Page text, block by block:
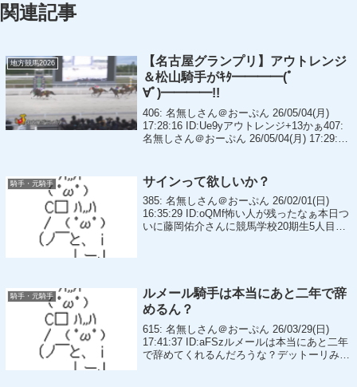
関連記事
地方競馬2026
【名古屋グランプリ】アウトレンジ
＆松山騎手がｷﾀ━━━━(ﾟ
∀ﾟ)━━━━!!
406: 名無しさん＠おーぷん 26/05/04(月)
17:28:16 ID:Ue9yアウトレンジ+13かぁ407:
名無しさん＠おーぷん 26/05/04(月) 17:29:08
騎手・元騎手 サインって欲しいか？
385: 名無しさん＠おーぷん 26/02/01(日)
16:35:29 ID:oQMf怖い人が残ったなぁ本日つ
いに藤岡佑介さんに競馬学校20期生5人目サ
騎手・元騎手
ルメール騎手は本当にあと二年で辞
めるん？
615: 名無しさん＠おーぷん 26/03/29(日)
17:41:37 ID:aFSzルメールは本当にあと二年
で辞めてくれるんだろうな？デットーリみた